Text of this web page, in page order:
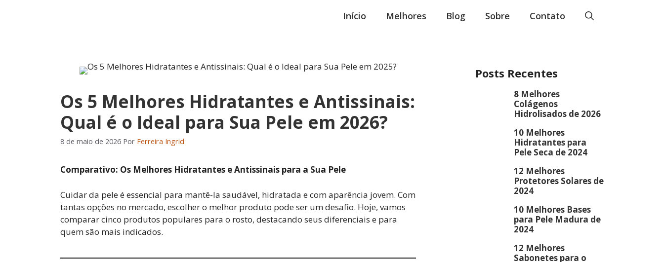
Início Melhores Blog Sobre Contato
Os 5 Melhores Hidratantes e Antissinais:
Qual é o Ideal para Sua Pele em 2026?
8 de maio de 2026 Por Ferreira Ingrid
Comparativo: Os Melhores Hidratantes e Antissinais para a Sua Pele
Cuidar da pele é essencial para mantê-la saudável, hidratada e com aparência jovem. Com
tantas opções no mercado, escolher o melhor produto pode ser um desafio. Hoje, vamos
comparar cinco produtos populares para o rosto, destacando seus diferenciais e para
quem são mais indicados.
Posts Recentes
8 Melhores
Colágenos
Hidrolisados de 2026
10 Melhores
Hidratantes para
Pele Seca de 2024
12 Melhores
Protetores Solares de
2024
10 Melhores Bases
para Pele Madura de
2024
12 Melhores
Sabonetes para o